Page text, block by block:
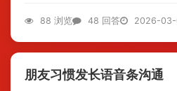
88 浏览 48 回答 2026-03-
朋友习惯发长语音条沟通